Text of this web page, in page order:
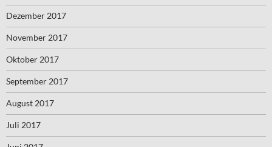
Dezember 2017
November 2017
Oktober 2017
September 2017
August 2017
Juli 2017